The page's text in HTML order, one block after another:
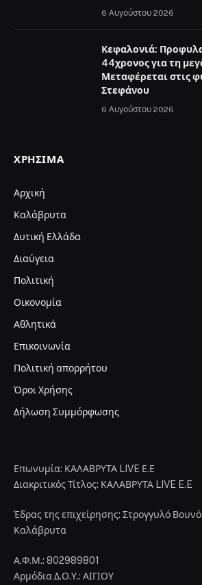
6 Αυγούστου 2026
Κεφαλονιά:
44χρονος για τη
Μεταφέρεται στις
Στεφάνου
6 Αυγούστου 2026
ΧΡΉΣΙΜΑ
Αρχική
Καλάβρυτα
Δυτική Ελλάδα
Διαύγεια
Πολιτική
Οικονομία
Αθλητικά
Επικοινωνία
Πολιτική απορρήτου
Όροι Χρήσης
Δήλωση Συμμόρφωσης
Επωνυμία: ΚΑΛΑΒΡΥΤΑ LIVE Ε.Ε
Διακριτικός Τίτλος: ΚΑΛΑΒΡΥΤΑ LIVE E.E
Έδρας της επιχείρησης: Στρογγυλό
Καλάβρυτα
Α.Φ.Μ.: 802989801
Αρμόδια Δ.Ο.Υ.: ΑΙΓΙΟΥ